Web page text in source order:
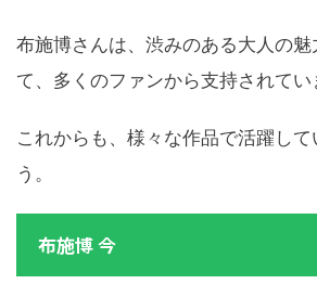
布施博さんは、渋みのある大人の
て、多くのファンから支持されてい
これからも、様々な作品で活躍して
う。
布施博 今